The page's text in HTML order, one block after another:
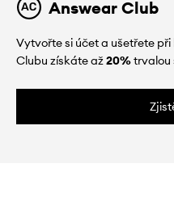
Answear Club
Vytvořte si účet a ušetřete
Clubu získáte až20%trvalou